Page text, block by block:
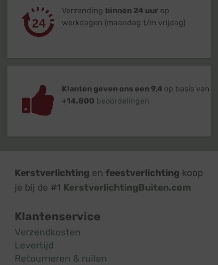
Verzending binnen 24 uur op
werkdagen (maandag t/m vrijdag)
Klanten geven ons een 9,4 op basis van
+14.800 beoordelingen
Kerstverlichting en feestverlichting koop
je bij de #1 KerstverlichtingBuiten.com
Klantenservice
Verzendkosten
Levertijd
Retourneren & ruilen